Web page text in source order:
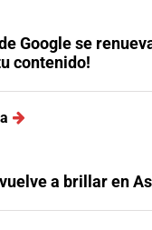
Google se
contenido!
a brillar en